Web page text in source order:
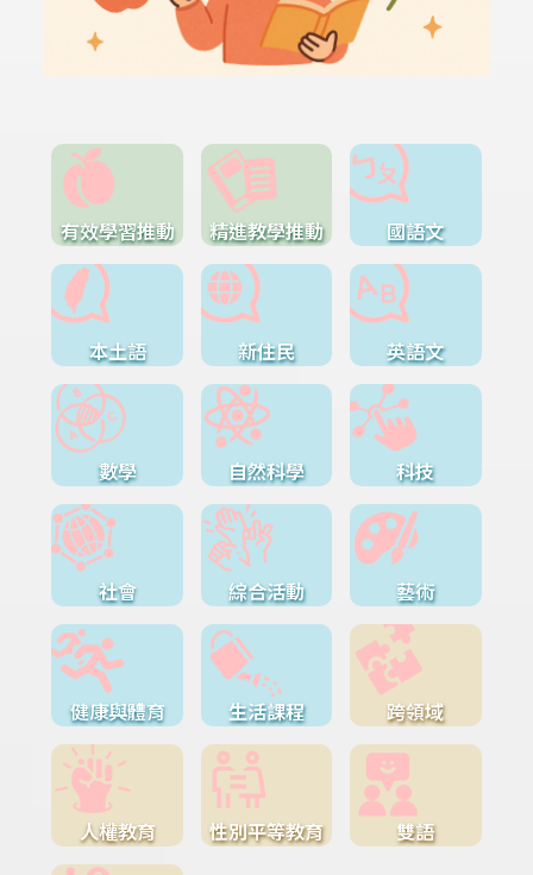
有效學習推動 精進教學推動 國語文
本土語 新住民 英語文
數學 自然科學 科技
社會 綜合活動 藝術
健康與體育 生活課程 跨領域
人權教育 性別平等教育 雙語